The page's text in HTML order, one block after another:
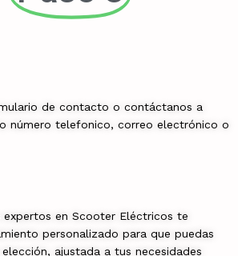
de contacto o contáctanos a
número telefonico, correo electrónico o
expertos en Scooter Eléctricos te
personalizado para que puedas
ajustada a tus necesidades